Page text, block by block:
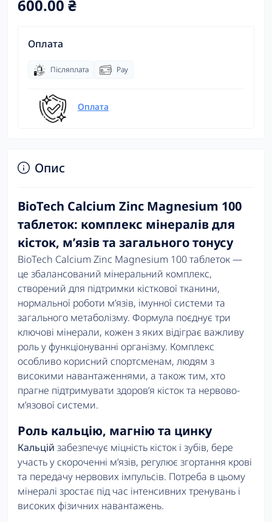
600.00 ₴
Оплата
Післяплата Pay
Оплата
Опис
BioTech Calcium Zinc Magnesium 100
таблеток: комплекс мінералів для
кісток, м’язів та загального тонусу
BioTech Calcium Zinc Magnesium 100 таблеток —
це збалансований мінеральний комплекс,
створений для підтримки кісткової тканини,
нормальної роботи м’язів, імунної системи та
загального метаболізму. Формула поєднує три
ключові мінерали, кожен з яких відіграє важливу
роль у функціонуванні організму. Комплекс
особливо корисний спортсменам, людям з
високими навантаженнями, а також тим, хто
прагне підтримувати здоров’я кісток та нервово-
м’язової системи.
Роль кальцію, магнію та цинку
Кальцій забезпечує міцність кісток і зубів, бере
участь у скороченні м’язів, регулює згортання крові
та передачу нервових імпульсів. Потреба в цьому
мінералі зростає під час інтенсивних тренувань і
високих фізичних навантажень.